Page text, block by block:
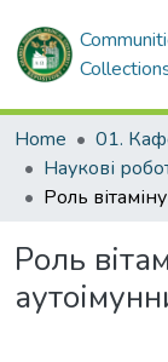
Home 01.
Роль